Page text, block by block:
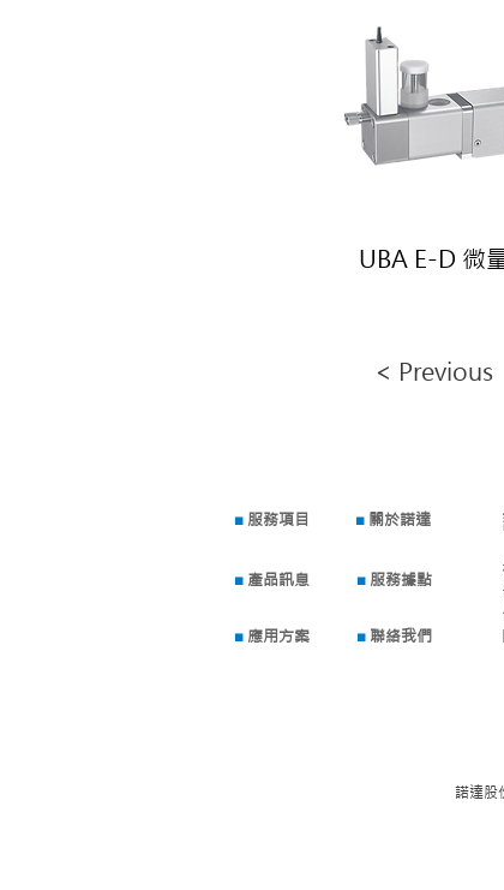
UBA E-D 微
< Previous
■ 服務項目 ■ 關於諾達
■ 產品訊息
■ 應用方案
■ 服務據點
■ 聯絡我們
諾達股